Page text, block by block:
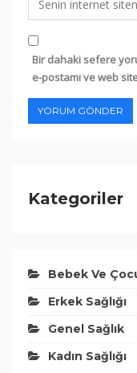
Bir dahaki sefere
e-postamı ve web
Kategoriler
Bebek Ve
Erkek Sağlığı
Genel Sağlık
Kadın Sağlığı